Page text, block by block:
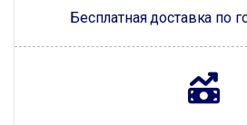
Бесплатная доставка по